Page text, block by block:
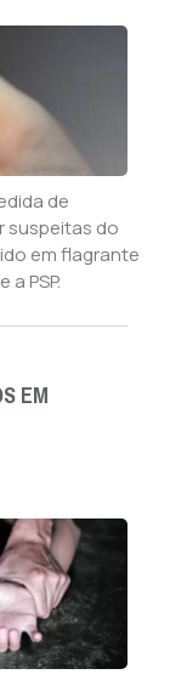
de
suspeitas do
em flagrante
PSP.
EM